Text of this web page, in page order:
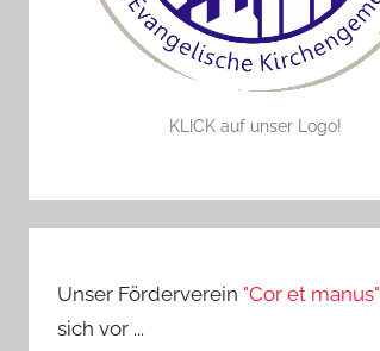
KLICK auf unser Logo!
Unser Förderverein "Cor et manus"
sich vor ...